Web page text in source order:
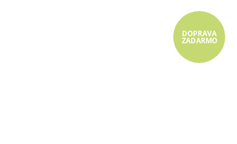
DOPRAVA
ZADARMO